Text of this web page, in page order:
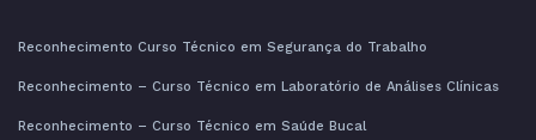
Reconhecimento Curso Técnico em Segurança do Trabalho
Reconhecimento – Curso Técnico em Laboratório de Análises Clínicas
Reconhecimento – Curso Técnico em Saúde Bucal